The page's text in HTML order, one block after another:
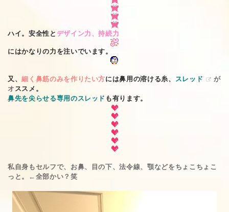
ハイ。安全性と デザイン力、持続力
にはかなりの力を注いでいます。
又、細く鼻筋のみを作りたい方には鼻用の溶ける糸、 スレッド
が
オ ススメ。
鼻先を尖らせる専用のスレッド も有ります。
私自身もセルフで、お鼻、目の下、法令線、顎などをちょこちょこ
っと。←全部かい？笑